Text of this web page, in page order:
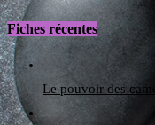
Fiches récentes
Le pouvoir des